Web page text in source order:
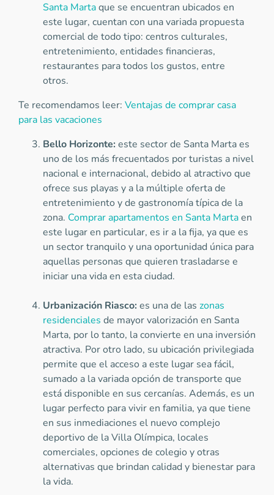
Santa Martaque se encuentran ubicados en
este lugar, cuentan con una variada propuesta
comercial de todo tipo: centros culturales,
entretenimiento, entidades financieras,
restaurantes para todos los gustos, entre
otros.
Te recomendamos leer: Ventajas de comprar casa
para las vacaciones
Bello Horizonte:este sector de Santa Marta es
uno de los más frecuentados por turistas a nivel
nacional e internacional, debido al atractivo que
ofrece sus playas y a la múltiple oferta de
entretenimiento y de gastronomía típica de la
zona. Comprar apartamentos en Santa Martaen
este lugar en particular, es ir a la fija, ya que es
un sector tranquilo y una oportunidad única para
aquellas personas que quieren trasladarse e
iniciar una vida en esta ciudad.
Urbanización Riasco:es una de las zonas
residenciales de mayor valorización en Santa
Marta, por lo tanto, la convierte en una inversión
atractiva. Por otro lado, su ubicación privilegiada
permite que el acceso a este lugar sea fácil,
sumado a la variada opción de transporte que
está disponible en sus cercanías. Además, es un
lugar perfecto para vivir en familia, ya que tiene
en sus inmediaciones el nuevo complejo
deportivo de la Villa Olímpica, locales
comerciales, opciones de colegio y otras
alternativas que brindan calidad y bienestar para
la vida.